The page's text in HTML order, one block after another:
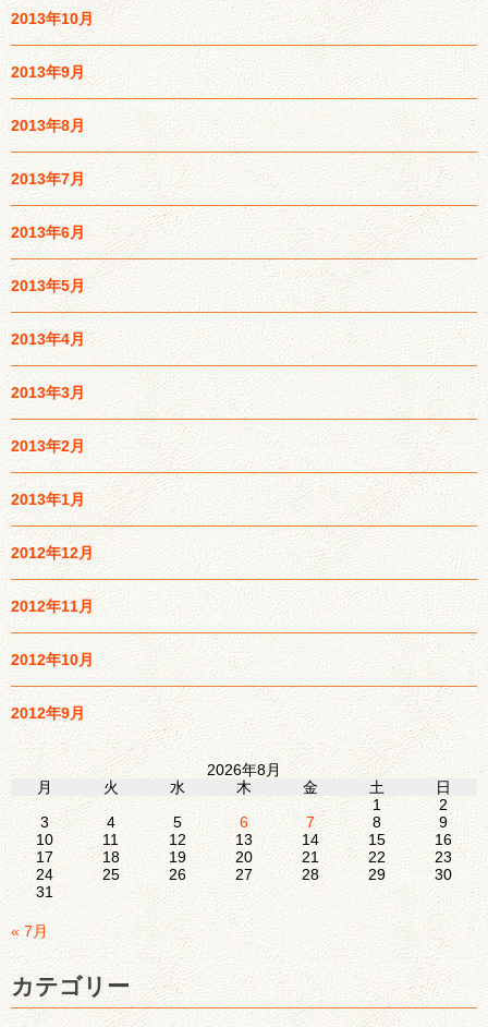
2013年10月
2013年9月
2013年8月
2013年7月
2013年6月
2013年5月
2013年4月
2013年3月
2013年2月
2013年1月
2012年12月
2012年11月
2012年10月
2012年9月
2026年8月
月
火 水 木 金 土
日
1
2
3
4 5 6 7 8
9
10
11 12 13 14 15
16
17
18 19 20 21 22
23
24
25 26 27 28 29
30
31
« 7月
カテゴリー